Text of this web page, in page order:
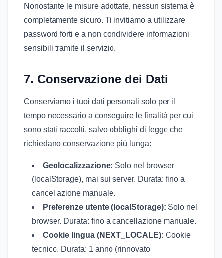
Nonostante le misure adottate, nessun sistema è
completamente sicuro. Ti invitiamo a utilizzare
password forti e a non condividere informazioni
sensibili tramite il servizio.
7. Conservazione dei Dati
Conserviamo i tuoi dati personali solo per il
tempo necessario a conseguire le finalità per cui
sono stati raccolti, salvo obblighi di legge che
richiedano conservazione più lunga:
Geolocalizzazione: Solo nel browser
(localStorage), mai sui server. Durata: fino a
cancellazione manuale.
Preferenze utente (localStorage): Solo nel
browser. Durata: fino a cancellazione manuale.
Cookie lingua (NEXT_LOCALE): Cookie
tecnico. Durata: 1 anno (rinnovato